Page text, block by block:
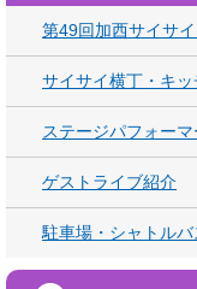
第49回加西サイサイ
サイサイ横丁・キッ
ステージパフォー
ゲストライブ紹介
駐車場・シャトル